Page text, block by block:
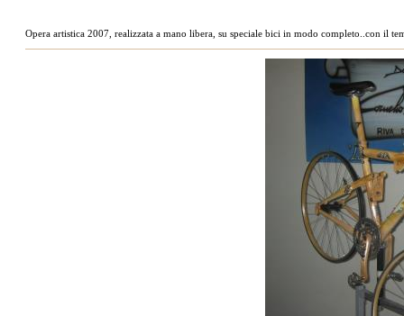
Opera artistica 2007, realizzata a mano libera, su speciale bici in modo completo..con il